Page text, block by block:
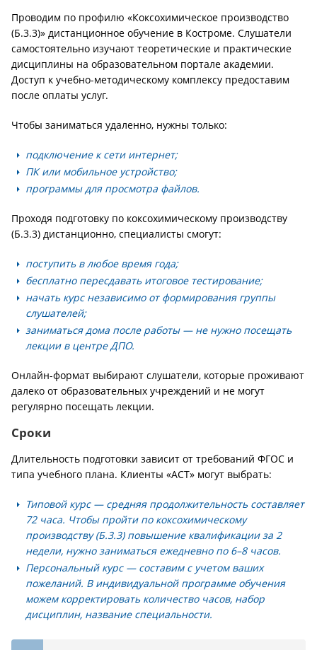
Проводим по профилю «Коксохимическое производство
(Б.3.3)» дистанционное обучение в Костроме. Слушатели
самостоятельно изучают теоретические и практические
дисциплины на образовательном портале академии.
Доступ к учебно-методическому комплексу предоставим
после оплаты услуг.
Чтобы заниматься удаленно, нужны только:
подключение к сети интернет;
ПК или мобильное устройство;
программы для просмотра файлов.
Проходя подготовку по коксохимическому производству
(Б.3.3) дистанционно, специалисты смогут:
поступить в любое время года;
бесплатно пересдавать итоговое тестирование;
начать курс независимо от формирования группы
слушателей;
заниматься дома после работы — не нужно посещать
лекции в центре ДПО.
Онлайн-формат выбирают слушатели, которые проживают
далеко от образовательных учреждений и не могут
регулярно посещать лекции.
Сроки
Длительность подготовки зависит от требований ФГОС и
типа учебного плана. Клиенты «АСТ» могут выбрать:
Типовой курс — средняя продолжительность составляет
72 часа. Чтобы пройти по коксохимическому
производству (Б.3.3) повышение квалификации за 2
недели, нужно заниматься ежедневно по 6–8 часов.
Персональный курс — составим с учетом ваших
пожеланий. В индивидуальной программе обучения
можем корректировать количество часов, набор
дисциплин, название специальности.